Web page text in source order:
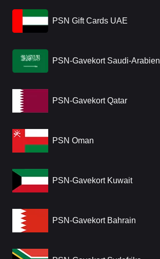
PSN Gift Cards UAE
PSN-Gavekort Saudi-Arabien
PSN-Gavekort Qatar
PSN Oman
PSN-Gavekort Kuwait
PSN-Gavekort Bahrain